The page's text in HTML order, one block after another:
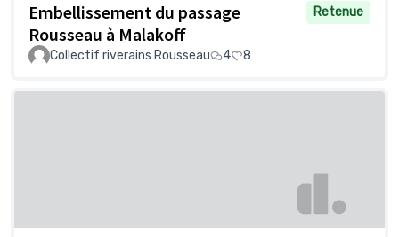
Embellissement du passage
Rousseau à Malakoff
Retenue
Collectif riverains Rousseau 4 8